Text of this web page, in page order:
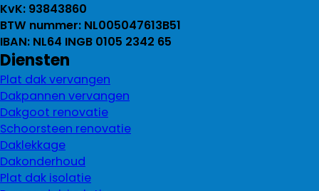
KvK: 93843860
BTW nummer: NL005047613B51
IBAN: NL64 INGB 0105 2342 65
Diensten
Plat dak vervangen
Dakpannen vervangen
Dakgoot renovatie
Schoorsteen renovatie
Daklekkage
Dakonderhoud
Plat dak isolatie